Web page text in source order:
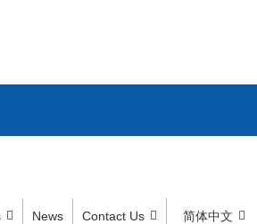
News Contact Us
简体中文